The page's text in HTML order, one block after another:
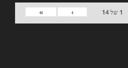
1 של14
›
»